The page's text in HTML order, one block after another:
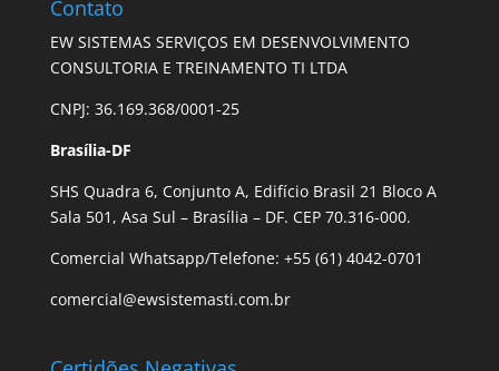
Contato
EW SISTEMAS SERVIÇOS EM DESENVOLVIMENTO
CONSULTORIA E TREINAMENTO TI LTDA
CNPJ: 36.169.368/0001-25
Brasília-DF
SHS Quadra 6, Conjunto A, Edifício Brasil 21 Bloco A
Sala 501, Asa Sul – Brasília – DF. CEP 70.316-000.
Comercial Whatsapp/Telefone: +55 (61) 4042-0701
comercial@ewsistemasti.com.br